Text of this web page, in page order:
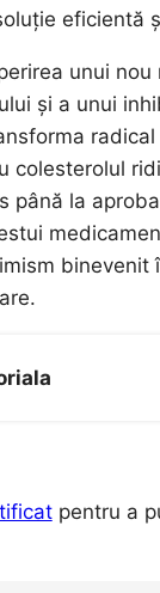
eficientă
unui nou
și a unui
radical
colesterolul
până la
binevenit
pentru a